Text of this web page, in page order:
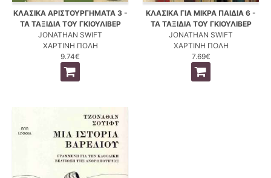
ΚΛΑΣΙΚΑ ΑΡΙΣΤΟΥΡΓΗΜΑΤΑ 3 -
ΤΑ ΤΑΞΙΔΙΑ ΤΟΥ ΓΚΙΟΥΛΙΒΕΡ
JONATHAN SWIFT
ΧΑΡΤΙΝΗ ΠΟΛΗ
9.74€
ΚΛΑΣΙΚΑ ΓΙΑ ΜΙΚΡΑ ΠΑΙΔΙΑ 6 -
ΤΑ ΤΑΞΙΔΙΑ ΤΟΥ ΓΚΙΟΥΛΙΒΕΡ
JONATHAN SWIFT
ΧΑΡΤΙΝΗ ΠΟΛΗ
7.69€